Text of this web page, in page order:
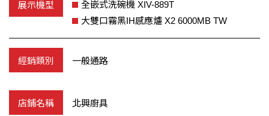
全嵌式洗碗機 XIV-889T
大雙口霧黑IH感應爐 X2 6000MB TW
一般通路
北興廚具